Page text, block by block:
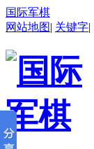
国际军棋
网站地图| 关键字|